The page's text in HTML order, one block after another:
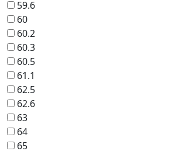
59.6
60
60.2
60.3
60.5
61.1
62.5
62.6
63
64
65